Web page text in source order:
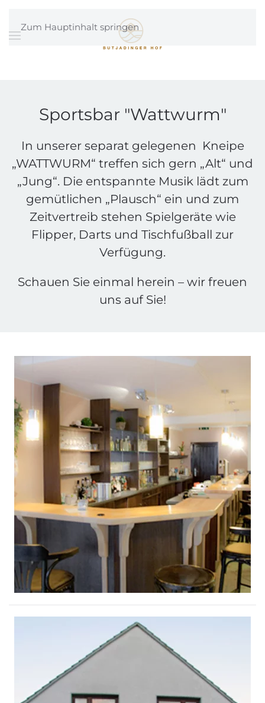
Zum Hauptinhalt springen
Sportsbar "Wattwurm"
In unserer separat gelegenen Kneipe
„WATTWURM“ treffen sich gern „Alt“ und
„Jung“. Die entspannte Musik lädt zum
gemütlichen „Plausch“ ein und zum
Zeitvertreib stehen Spielgeräte wie
Flipper, Darts und Tischfußball zur
Verfügung.
Schauen Sie einmal herein – wir freuen
uns auf Sie!